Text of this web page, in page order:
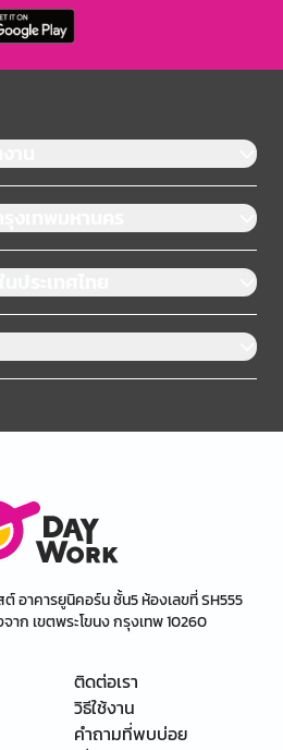
น
เทพมหานคร
ระเทศไทย
ต์ อาคารยูนิคอร์น ชั้น5 ห้องเลขที่ SH555
ก เขตพระโขนง กรุงเทพ 10260
ติดต่อเรา
วิธีใช้งาน
คำถามที่พบบ่อย